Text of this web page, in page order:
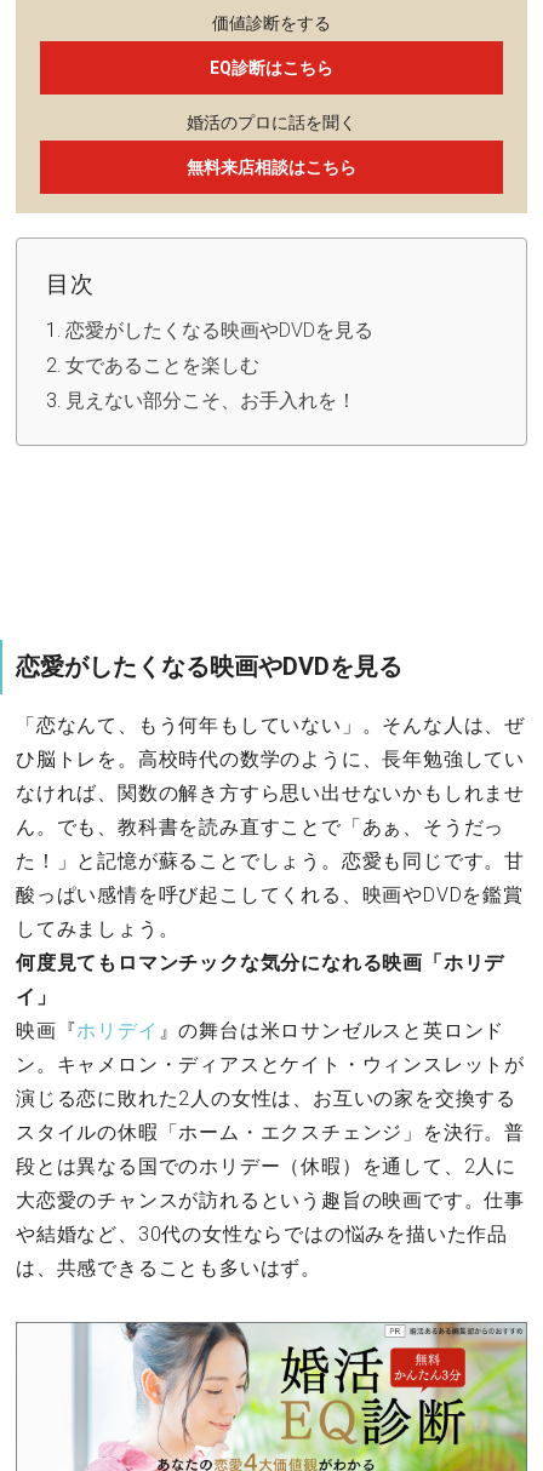
価値診断をする
EQ診断はこちら
婚活のプロに話を聞く
無料来店相談はこちら
目次
恋愛がしたくなる映画やDVDを見る
女であることを楽しむ
見えない部分こそ、お手入れを！
恋愛がしたくなる映画やDVDを見る
「恋なんて、もう何年もしていない」。そんな人は、ぜ
ひ脳トレを。高校時代の数学のように、長年勉強してい
なければ、関数の解き方すら思い出せないかもしれませ
ん。でも、教科書を読み直すことで「あぁ、そうだっ
た！」と記憶が蘇ることでしょう。恋愛も同じです。甘
酸っぱい感情を呼び起こしてくれる、映画やDVDを鑑賞
してみましょう。
何度見てもロマンチックな気分になれる映画「ホリデ
イ」
映画『ホリデイ 』の舞台は米ロサンゼルスと英ロンド
ン。キャメロン・ディアスとケイト・ウィンスレットが
演じる恋に敗れた2人の女性は、お互いの家を交換する
スタイルの休暇「ホーム・エクスチェンジ」を決行。普
段とは異なる国でのホリデー（休暇）を通して、2人に
大恋愛のチャンスが訪れるという趣旨の映画です。仕事
や結婚など、30代の女性ならではの悩みを描いた作品
は、共感できることも多いはず。